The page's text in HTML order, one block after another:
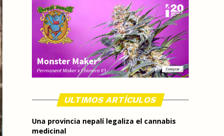
ULTIMOS ARTÍCULOS
Una provincia nepalí legaliza el cannabis
medicinal